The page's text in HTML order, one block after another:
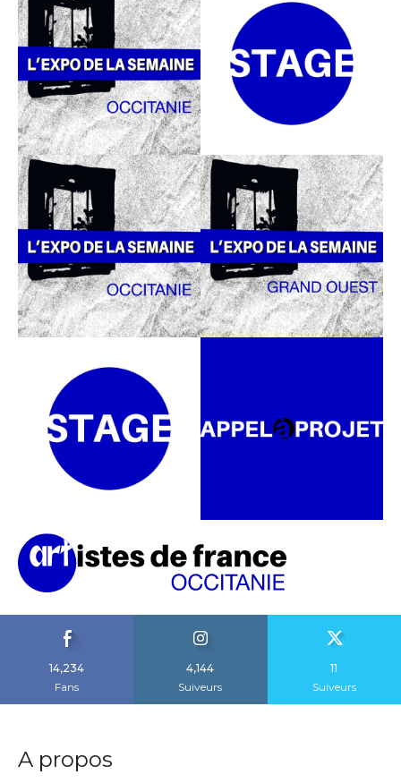
14,234
Fans
4,144
Suiveurs
11
Suiveurs
A propos